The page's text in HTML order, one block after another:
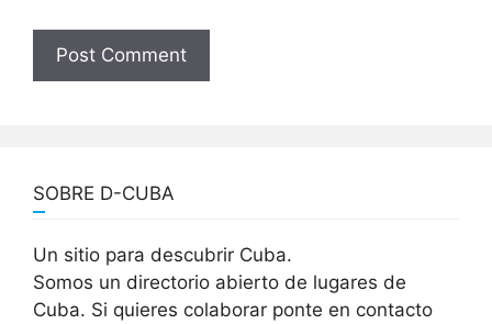
SOBRE D-CUBA
Un sitio para descubrir Cuba.
Somos un directorio abierto de lugares de
Cuba. Si quieres colaborar ponte en contacto